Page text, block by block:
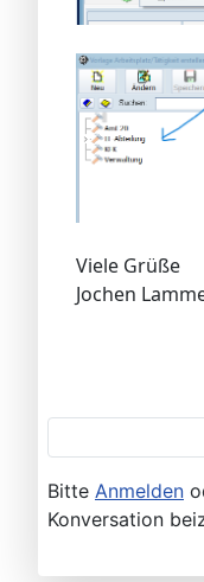
Viele Grüße
Jochen
Bitte Anmelden
Konversation